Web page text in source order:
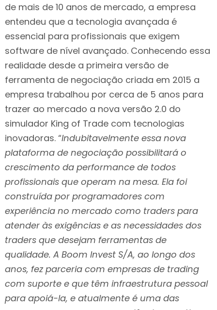
de mais de 10 anos de mercado, a empresa
entendeu que a tecnologia avançada é
essencial para profissionais que exigem
software de nível avançado. Conhecendo essa
realidade desde a primeira versão de
ferramenta de negociação criada em 2015 a
empresa trabalhou por cerca de 5 anos para
trazer ao mercado a nova versão 2.0 do
simulador King of Trade com tecnologias
inovadoras. “Indubitavelmente essa nova
plataforma de negociação possibilitará o
crescimento da performance de todos
profissionais que operam na mesa. Ela foi
construída por programadores com
experiência no mercado como traders para
atender às exigências e as necessidades dos
traders que desejam ferramentas de
qualidade. A Boom Invest S/A, ao longo dos
anos, fez parceria com empresas de trading
com suporte e que têm infraestrutura pessoal
para apoiá-la, e atualmente é uma das